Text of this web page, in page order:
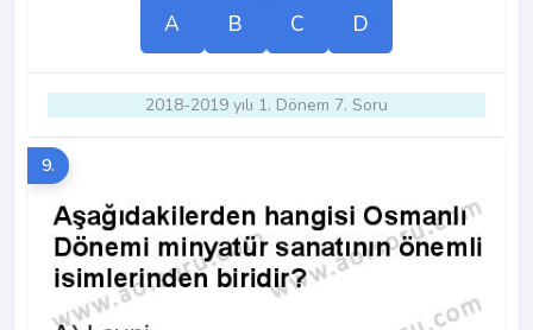
A B C D
2018-2019 yılı 1. Dönem 7. Soru
9.